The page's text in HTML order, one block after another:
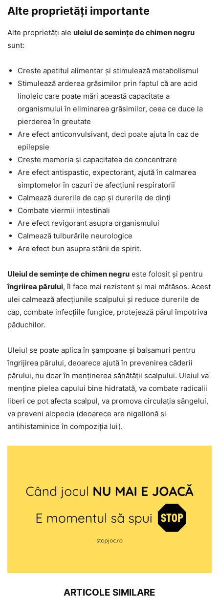
Alte proprietăți importante
Alte proprietăți ale uleiul de semințe de chimen negru
sunt:
Crește apetitul alimentar și stimulează metabolismul
Stimulează arderea grăsimilor prin faptul că are acid
linoleic care poate mări această capacitate a
organismului în eliminarea grăsimilor, ceea ce duce la
pierderea în greutate
Are efect anticonvulsivant, deci poate ajuta în caz de
epilepsie
Crește memoria și capacitatea de concentrare
Are efect antispastic, expectorant, ajută în calmarea
simptomelor în cazuri de afecțiuni respiratorii
Calmează durerile de cap și durerile de dinți
Combate viermii intestinali
Are efect revigorant asupra organismului
Calmează tulburările neurologice
Are efect bun asupra stării de spirit.
Uleiul de semințe de chimen negru este folosit și pentru
îngriirea părului, îl face mai rezistent și mai mătăsos. Acest
ulei calmează afecțiunile scalpului și reduce durerile de
cap, combate infecțiile fungice, protejează părul împotriva
păduchilor.
Uleiul se poate aplica în șampoane și balsamuri pentru
îngrijirea părului, deoarece ajută în prevenirea căderii
părului, nu doar în menținerea sănătății scalpului. Uleiul va
menține pielea capului bine hidratată, va combate radicalii
liberi ce pot afecta scalpul, va promova circulația sângelui,
va preveni alopecia (deoarece are nigellonă și
antihistaminice în compoziția lui).
ARTICOLE SIMILARE